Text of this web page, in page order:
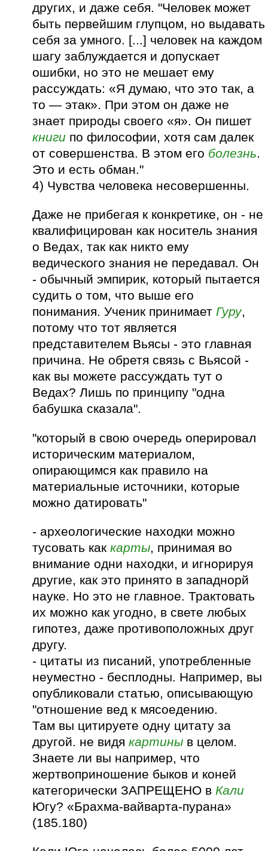
других, и даже себя. "Человек может
быть первейшим глупцом, но выдавать
себя за умного. [...] человек на каждом
шагу заблуждается и допускает
ошибки, но это не мешает ему
рассуждать: «Я думаю, что это так, а
то — этак». При этом он даже не
знает природы своего «я». Он пишет
книги по философии, хотя сам далек
от совершенства. В этом его болезнь.
Это и есть обман."
4) Чувства человека несовершенны.
Даже не прибегая к конкретике, он - не
квалифицирован как носитель знания
о Ведах, так как никто ему
ведического знания не передавал. Он
- обычный эмпирик, который пытается
судить о том, что выше его
понимания. Ученик принимаетГуру,
потому что тот является
представителем Вьясы - это главная
причина. Не обретя связь с Вьясой -
как вы можете рассуждать тут о
Ведах? Лишь по принципу "одна
бабушка сказала".
"который в свою очередь оперировал
историческим материалом,
опирающимся как правило на
материальные источники, которые
можно датировать"
- археологические находки можно
тусовать каккарты, принимая во
внимание одни находки, и игнорируя
другие, как это принято в западнорй
науке. Но это не главное. Трактовать
их можно как угодно, в свете любых
гипотез, даже противоположных друг
другу.
- цитаты из писаний, употребленные
неуместно - бесплодны. Например, вы
опубликовали статью, описывающую
"отношение вед к мясоедению.
Там вы цитируете одну цитату за
другой. не видякартины в целом.
Знаете ли вы например, что
жертвоприношение быков и коней
категорически ЗАПРЕЩЕНО вКали
Югу? «Брахма-вайварта-пурана»
(185.180)